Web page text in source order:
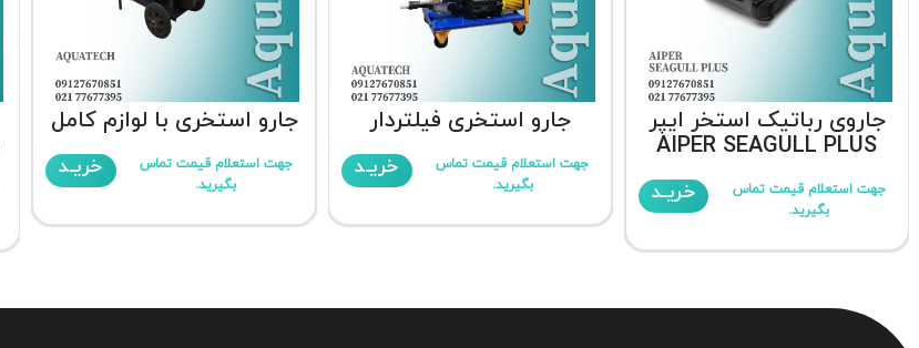
جاروی رباتیک استخر ایپر
AIPER SEAGULL PLUS
جهت استعلام قیمت تماس
بگیرید.
خریـد
جارو استخری فیلتردار
جهت استعلام قیمت تماس
بگیرید.
خریـد
جارو استخری با لوازم کامل
جهت استعلام قیمت تماس
بگیرید.
خریـد